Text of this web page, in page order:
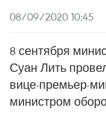
08/09/2020 10:45
8 сентября
Суан Лить
вице-премьер-
министром